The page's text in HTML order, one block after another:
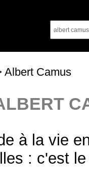
Albert Camus
à la vie
: c'est